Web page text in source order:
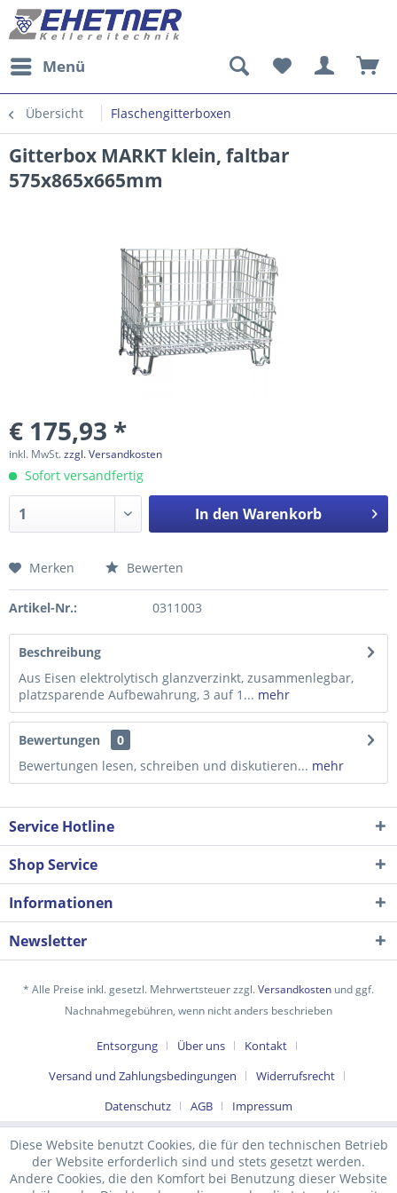
Menü
Übersicht Flaschengitterboxen
Gitterbox MARKT klein, faltbar
575x865x665mm
€ 175,93 *
inkl. MwSt.zzgl. Versandkosten
Sofort versandfertig
In den Warenkorb
Preis anfragen
verstanden und stimme zu. *
Mit * gekennzeichnete Felder sind Pflichtfelder.
Merken Bewerten
Artikel-Nr.: 0311003
Beschreibung
Aus Eisen elektrolytisch glanzverzinkt, zusammenlegbar,
platzsparende Aufbewahrung, 3 auf 1... mehr
Bewertungen
0
Bewertungen lesen, schreiben und diskutieren... mehr
Service Hotline
Shop Service
Informationen
Newsletter
* Alle Preise inkl. gesetzl. Mehrwertsteuer zzgl.Versandkosten und ggf.
Nachnahmegebühren, wenn nicht anders beschrieben
Entsorgung Über uns
Kontakt
Versand und Zahlungsbedingungen
Widerrufsrecht
Datenschutz
AGB Impressum
Diese Website benutzt Cookies, die für den technischen Betrieb
der Website erforderlich sind und stets gesetzt werden.
Andere Cookies, die den Komfort bei Benutzung dieser Website